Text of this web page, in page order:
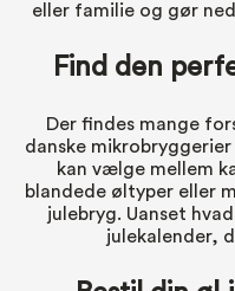
eller familie og gør
Find den
Der findes mange
danske
kan vælge mellem
blandede øltyper eller
julebryg. Uanset
julekalender,